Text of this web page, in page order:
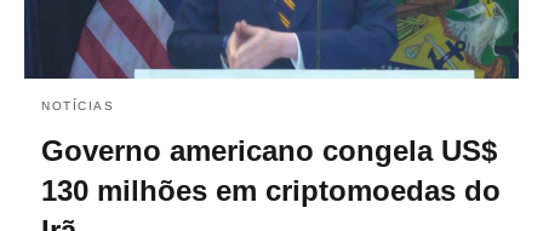
NOTÍCIAS
Governo americano congela US$
130 milhões em criptomoedas do